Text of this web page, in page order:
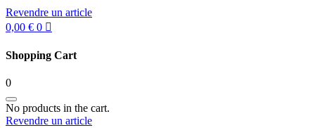
Revendre un article
0,00 € 0
Shopping Cart
0
No products in the cart.
Revendre un article